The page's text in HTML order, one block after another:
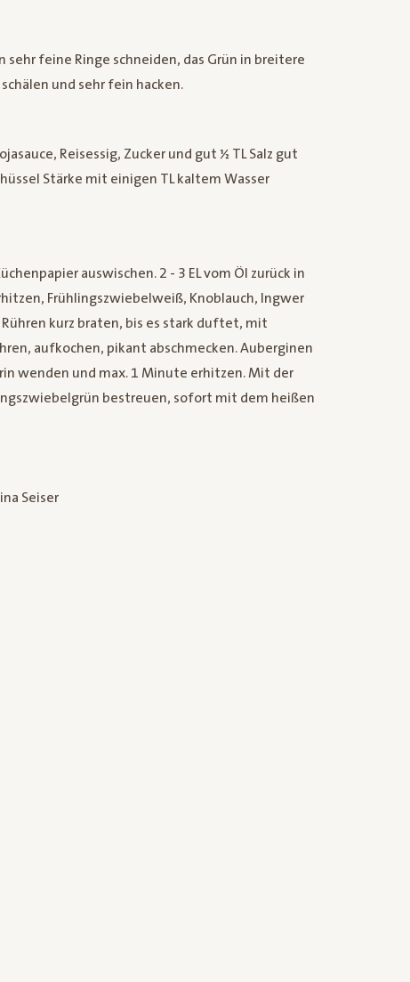
feine Ringe schneiden, das Grün in breitere
und sehr fein hacken.
Reisessig, Zucker und gut ½ TL Salz gut
Stärke mit einigen TL kaltem Wasser
auswischen. 2 - 3 EL vom Öl zurück in
Frühlingszwiebelweiß, Knoblauch, Ingwer
kurz braten, bis es stark duftet, mit
aufkochen, pikant abschmecken. Auberginen
wenden und max. 1 Minute erhitzen. Mit der
bestreuen, sofort mit dem heißen
Seiser